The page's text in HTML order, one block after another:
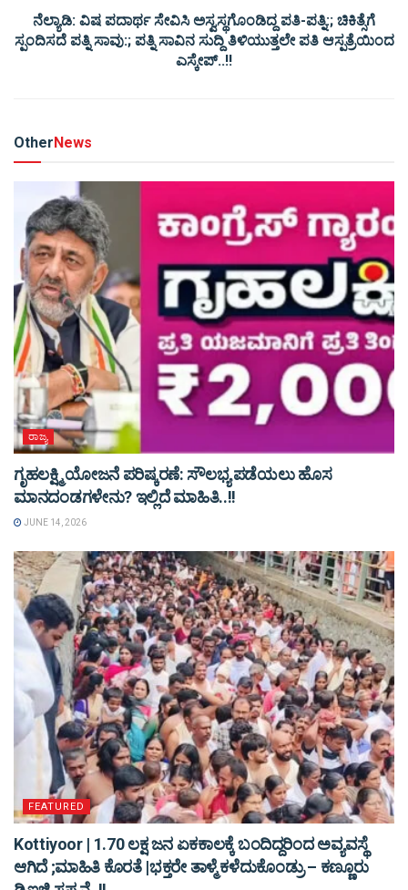
ನೆಲ್ಯಾಡಿ: ವಿಷ ಪದಾರ್ಥ ಸೇವಿಸಿ ಅಸ್ವಸ್ಥಗೊಂಡಿದ್ದ ಪತಿ-ಪತ್ನಿ:; ಚಿಕಿತ್ಸೆಗೆ
ಸ್ಪಂದಿಸದೆ ಪತ್ನಿ ಸಾವು:; ಪತ್ನಿ ಸಾವಿನ ಸುದ್ದಿ ತಿಳಿಯುತ್ತಲೇ ಪತಿ ಆಸ್ಪತ್ರೆಯಿಂದ
ಎಸ್ಕೇಪ್..!!
OtherNews
ರಾಜ್ಯ
ಗೃಹಲಕ್ಷ್ಮಿ ಯೋಜನೆ ಪರಿಷ್ಕರಣೆ: ಸೌಲಭ್ಯ ಪಡೆಯಲು ಹೊಸ
ಮಾನದಂಡಗಳೇನು? ಇಲ್ಲಿದೆ ಮಾಹಿತಿ..!!
JUNE 14, 2026
FEATURED
Kottiyoor | 1.70 ಲಕ್ಷ ಜನ ಏಕಕಾಲಕ್ಕೆ ಬಂದಿದ್ದರಿಂದ ಅವ್ಯವಸ್ಥೆ
ಆಗಿದೆ ;ಮಾಹಿತಿ ಕೊರತೆ |ಭಕ್ತರೇ ತಾಳ್ಮೆ ಕಳೆದುಕೊಂಡ್ರು – ಕಣ್ಣೂರು